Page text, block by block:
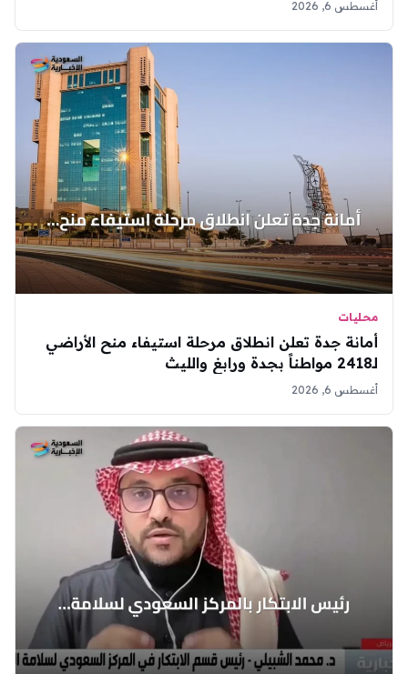
أغسطس 6, 2026
محليات
أمانة جدة تعلن انطلاق مرحلة استيفاء منح الأراضي
لـ2418 مواطناً بجدة ورابغ والليث
أغسطس 6, 2026